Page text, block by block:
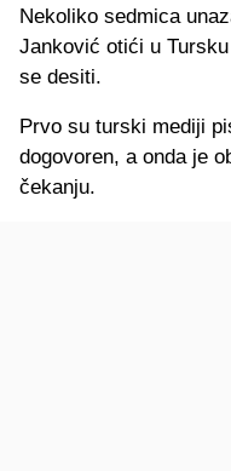
Nekoliko sedmica
Janković otići u
se desiti.
Prvo su turski mediji
dogovoren, a onda je
čekanju.